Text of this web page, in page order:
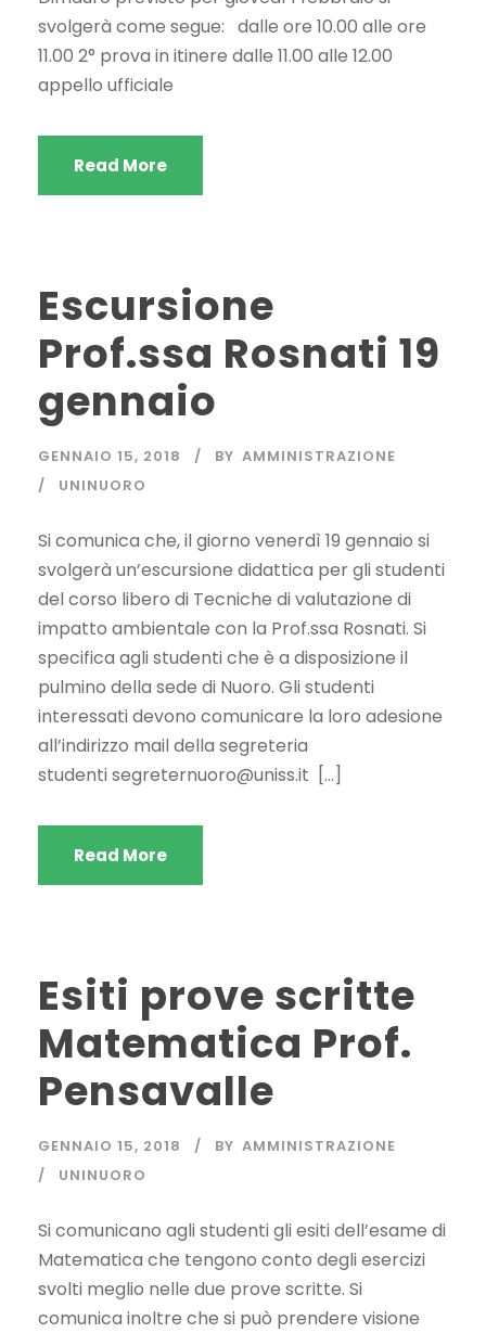
svolgerà come segue: dalle ore 10.00 alle ore
11.00 2° prova in itinere dalle 11.00 alle 12.00
appello ufficiale
Read More
Escursione
Prof.ssa Rosnati 19
gennaio
GENNAIO 15, 2018 BY AMMINISTRAZIONE
UNINUORO
Si comunica che, il giorno venerdì 19 gennaio si
svolgerà un’escursione didattica per gli studenti
del corso libero di Tecniche di valutazione di
impatto ambientale con la Prof.ssa Rosnati. Si
specifica agli studenti che è a disposizione il
pulmino della sede di Nuoro. Gli studenti
interessati devono comunicare la loro adesione
all’indirizzo mail della segreteria
studenti segreternuoro@uniss.it […]
Read More
Esiti prove scritte
Matematica Prof.
Pensavalle
GENNAIO 15, 2018 BY AMMINISTRAZIONE
UNINUORO
Si comunicano agli studenti gli esiti dell’esame di
Matematica che tengono conto degli esercizi
svolti meglio nelle due prove scritte. Si
comunica inoltre che si può prendere visione